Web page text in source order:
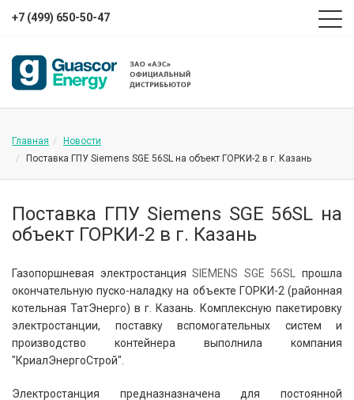
+7 (499) 650-50-47
Главная
Новости
Поставка ГПУ Siemens SGE 56SL на объект ГОРКИ-2 в г. Казань
Поставка ГПУ Siemens SGE 56SL на
объект ГОРКИ-2 в г. Казань
Газопоршневая электростанцияSIEMENS SGE 56SL
прошла
окончательную пуско-наладку на объекте ГОРКИ-2 (районная
котельная ТатЭнерго) в г. Казань. Комплексную пакетировку
электростанции, поставку вспомогательных систем и
производство контейнера выполнила компания
"КриалЭнергоСтрой".
Электростанция предназназначена для постоянной